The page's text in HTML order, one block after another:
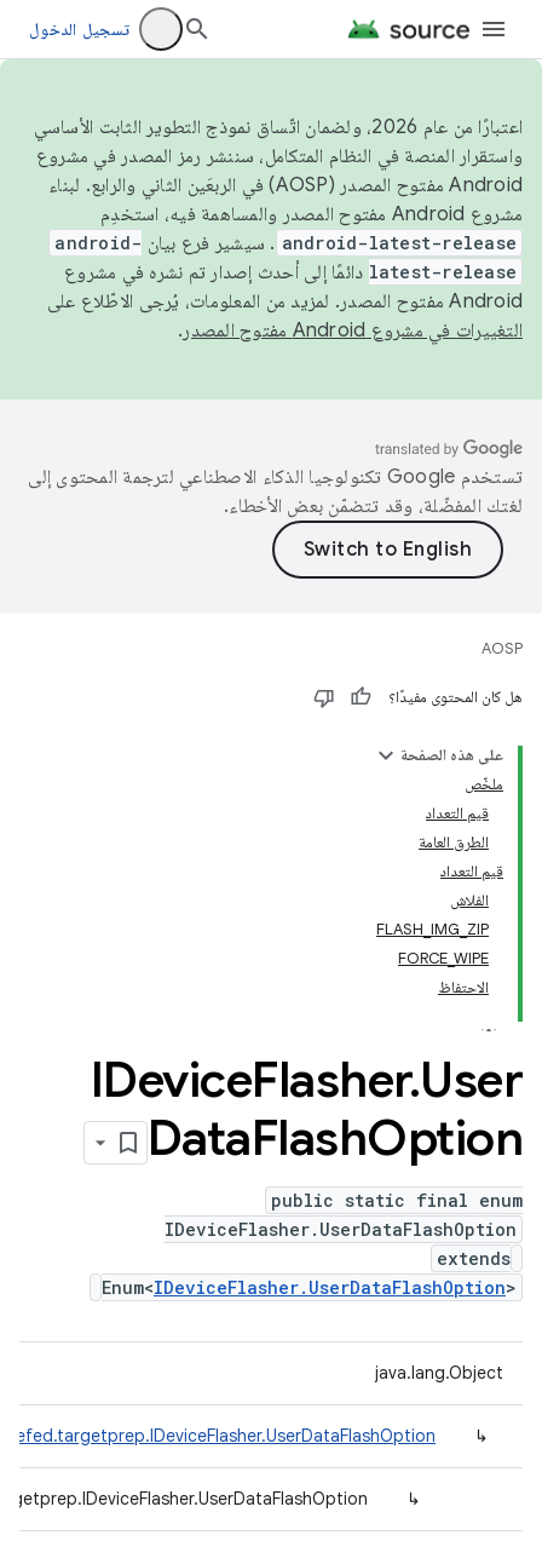
تسجيل الدخول
اعتبارًا من عام 2026، ولضمان اتّساق نموذج التطوير الثابت الأساسي
واستقرار المنصة في النظام المتكامل، سننشر رمز المصدر في مشروع
Android مفتوح المصدر (AOSP) في الربعَين الثاني والرابع. لبناء
مشروع Android مفتوح المصدر والمساهمة فيه، استخدِم
android-latest-release . سيشير فرع بيان android-
latest-release دائمًا إلى أحدث إصدار تم نشره في مشروع
Android مفتوح المصدر. لمزيد من المعلومات، يُرجى الاطّلاع على
التغييرات في مشروع Android مفتوح المصدر
.
تستخدم Google تكنولوجيا الذكاء الاصطناعي لترجمة المحتوى إلى
لغتك المفضّلة، وقد تتضمّن بعض الأخطاء.
AOSP
هل كان المحتوى مفيدًا؟
على هذه الصفحة
ملخّص
قيم التعداد
الطرق العامة
قيم التعداد
الفلاش
FLASH_IMG_ZIP
FORCE_WIPE
الاحتفاظ
IDeviceFlasher.User
DataFlashOption
public static final enum
IDeviceFlasher.UserDataFlashOption
extends
Enum<IDeviceFlasher.UserDataFlashOption>
java.lang.Object
↳
↳